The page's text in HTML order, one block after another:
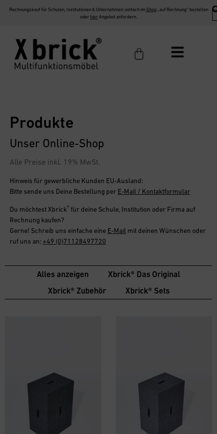
Rechnungskauf für Schulen, Institutionen & Unternehmen: einfach im Shop„auf Rechnung“ bestellen
oder hier Angebot anfordern.
Hinweis für gewerbliche Kunden EU-Ausland:
Bitte sende uns Deine Bestellung per E-Mail / Kontaktformular
Du möchtest Xbrick® für deine Schule, Institution oder Firma auf
Rechnung kaufen?
Gerne! Schreib uns einfache eine E-Mail mit deinen Wünschen oder
ruf uns an: +49 (0)71128497720
Produkte
Unser Online-Shop
Alle Preise inkl. 19% MwSt.
Alles anzeigen
Xbrick® Das Original
Xbrick® Zubehör
Xbrick® Sets